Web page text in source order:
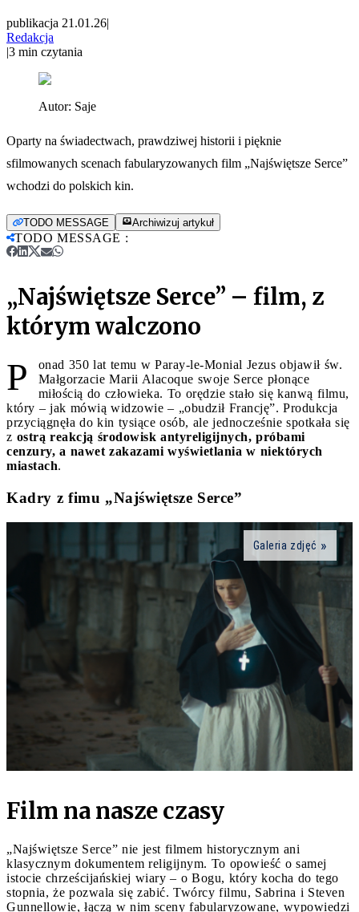
publikacja 21.01.26|
Redakcja
|3 min czytania
Autor: Saje
Oparty na świadectwach, prawdziwej historii i pięknie
sfilmowanych scenach fabularyzowanych film „Najświętsze Serce”
wchodzi do polskich kin.
TODO MESSAGE Archiwizuj artykuł
TODO MESSAGE :
„Najświętsze Serce” – film, z
którym walczono
P
onad 350 lat temu w Paray-le-Monial Jezus objawił św.
Małgorzacie Marii Alacoque swoje Serce płonące
miłością do człowieka. To orędzie stało się kanwą filmu,
który – jak mówią widzowie – „obudził Francję”. Produkcja
przyciągnęła do kin tysiące osób, ale jednocześnie spotkała się
z ostrą reakcją środowisk antyreligijnych, próbami
cenzury, a nawet zakazami wyświetlania w niektórych
miastach.
Kadry z fimu „Najświętsze Serce”
Galeria zdjęć
Film na nasze czasy
„Najświętsze Serce” nie jest filmem historycznym ani
klasycznym dokumentem religijnym. To opowieść o samej
istocie chrześcijańskiej wiary – o Bogu, który kocha do tego
stopnia, że pozwala się zabić. Twórcy filmu, Sabrina i Steven
Gunnellowie, łączą w nim sceny fabularyzowane, wypowiedzi